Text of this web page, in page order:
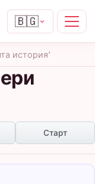
🇧🇬
история'
Старт